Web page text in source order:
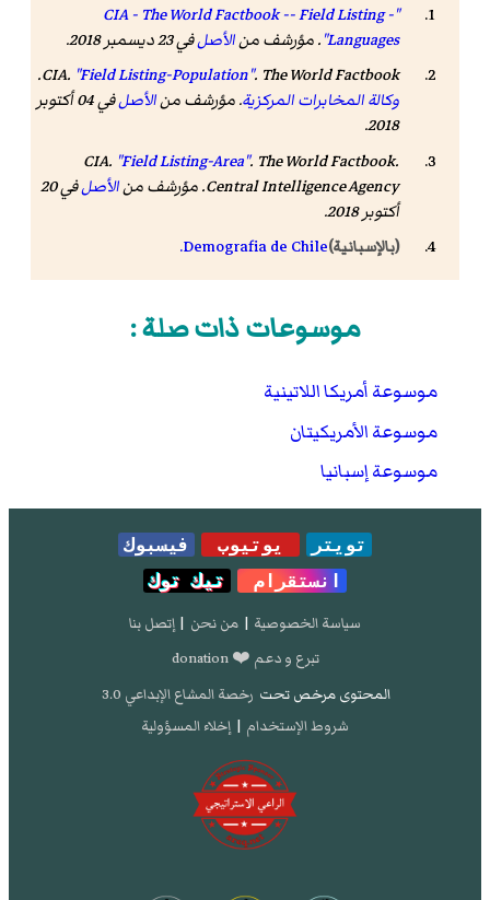
"CIA - The World Factbook -- Field Listing -
Languages" . مؤرشف منالأصلفي 23 ديسمبر 2018
.
CIA. "Field Listing-Population". The World Factbook
.
وكالة المخابرات المركزية. مؤرشف منالأصل
في 04 أكتوبر
2018
.
CIA. "Field Listing-Area". The World Factbook.
Central Intelligence Agency. مؤرشف من
الأصل
في 20
أكتوبر 2018
.
(بالإسبانية)Demografia de Chile.
موسوعات ذات صلة :
موسوعة أمريكا اللاتينية
موسوعة الأمريكيتان
موسوعة إسبانيا
تويتر يوتيوب
فيسبوك
انستقرام
تيك توك
سياسة الخصوصية | من نحن | إتصل بنا
تبرع و دعم ❤️ donation
المحتوى مرخص تحت رخصة المشاع الإبداعي 3.0
شروط الإستخدام | إخلاء المسؤولية